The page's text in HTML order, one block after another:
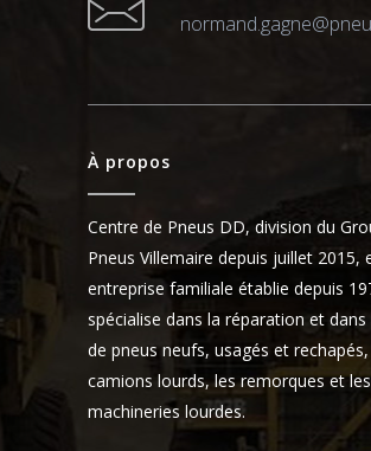
À propos
Centre de Pneus DD, division du
Pneus Villemaire depuis juillet 2015,
entreprise familiale établie depuis
spécialise dans la réparation et dans
de pneus neufs, usagés et
camions lourds, les remorques et les
machineries lourdes.